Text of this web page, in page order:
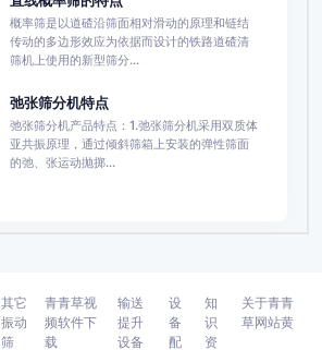
概率筛是以道碴沿筛面相对滑动的原理和链结
传动的多边形效应为依据而设计的铁路道碴清
筛机上使用的新型筛分...
弛张筛分机特点
弛张筛分机产品特点：1.弛张筛分机采用双质体
亚共振原理，通过倾斜筛箱上安装的弹性筛面
的弛、张运动抛掷...
其它
振动
筛
青青草视
频软件下
载
输送
提升
设备
设
备
配
知
识
资
关于青青
草网站黄